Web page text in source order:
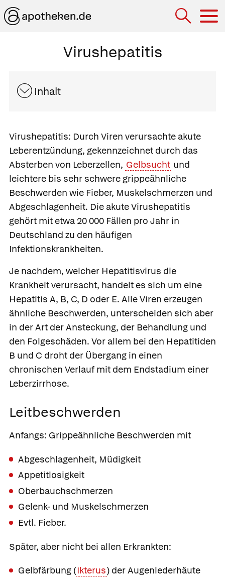
Virushepatitis
Inhalt
Virushepatitis: Durch Viren verursachte akute
Leberentzündung, gekennzeichnet durch das
Absterben von Leberzellen, Gelbsucht und
leichtere bis sehr schwere grippeähnliche
Beschwerden wie Fieber, Muskelschmerzen und
Abgeschlagenheit. Die akute Virushepatitis
gehört mit etwa 20 000 Fällen pro Jahr in
Deutschland zu den häufigen
Infektionskrankheiten.
Je nachdem, welcher Hepatitisvirus die
Krankheit verursacht, handelt es sich um eine
Hepatitis A, B, C, D oder E. Alle Viren erzeugen
ähnliche Beschwerden, unterscheiden sich aber
in der Art der Ansteckung, der Behandlung und
den Folgeschäden. Vor allem bei den Hepatitiden
B und C droht der Übergang in einen
chronischen Verlauf mit dem Endstadium einer
Leberzirrhose.
Leitbeschwerden
Anfangs: Grippeähnliche Beschwerden mit
Abgeschlagenheit, Müdigkeit
Appetitlosigkeit
Oberbauchschmerzen
Gelenk- und Muskelschmerzen
Evtl. Fieber.
Später, aber nicht bei allen Erkrankten:
Gelbfärbung (Ikterus) der Augenlederhäute